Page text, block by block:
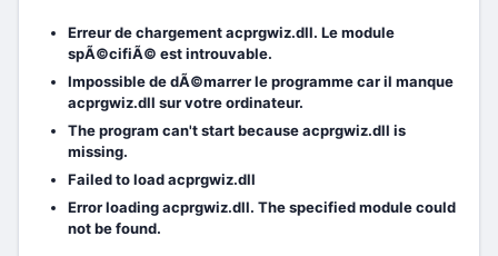
Erreur de chargement acprgwiz.dll. Le module
spÃ©cifiÃ© est introuvable.
Impossible de dÃ©marrer le programme car il manque
acprgwiz.dll sur votre ordinateur.
The program can't start because acprgwiz.dll is
missing.
Failed to load acprgwiz.dll
Error loading acprgwiz.dll. The specified module could
not be found.